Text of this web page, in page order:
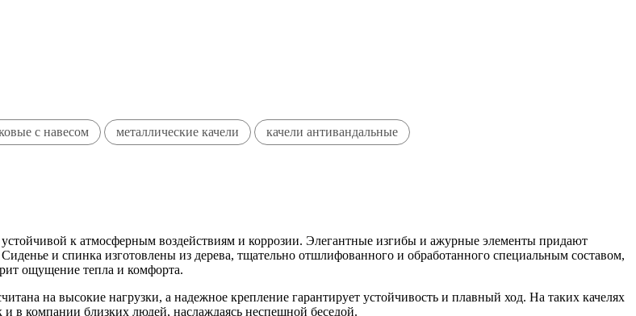
с навесом металлические качели качели антивандальные
к атмосферным воздействиям и коррозии. Элегантные изгибы и ажурные элементы придают
и спинка изготовлены из дерева, тщательно отшлифованного и обработанного специальным составом,
ощущение тепла и комфорта.
на высокие нагрузки, а надежное крепление гарантирует устойчивость и плавный ход. На таких качелях
в компании близких людей, наслаждаясь неспешной беседой.